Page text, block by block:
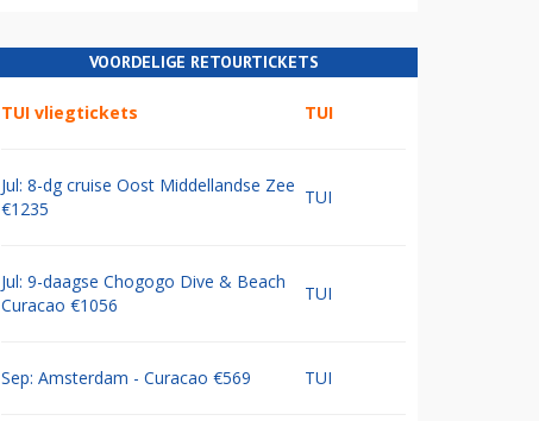
VOORDELIGE RETOURTICKETS
TUI vliegtickets TUI
Jul: 8-dg cruise Oost Middellandse Zee
€1235
TUI
Jul: 9-daagse Chogogo Dive & Beach
Curacao €1056
TUI
Sep: Amsterdam - Curacao €569 TUI